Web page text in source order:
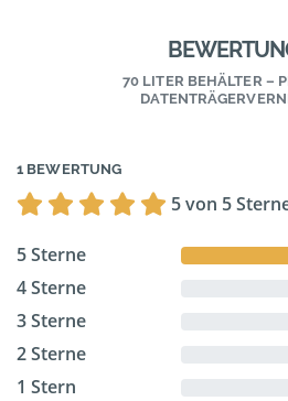
70 LITER BEHÄLTER –
1 BEWERTUNG
5 von 5
5 Sterne
4 Sterne
3 Sterne
2 Sterne
1 Stern